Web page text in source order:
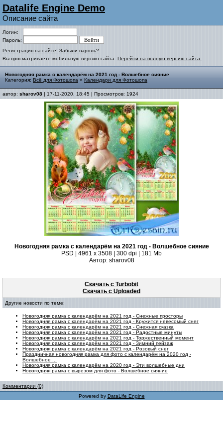
Datalife Engine Demo
Описание сайта
Логин:
Пароль:
Регистрация на сайте! Забыли пароль?
Вы просматриваете мобильную версию сайта. Перейти на полную версию сайта.
Новогодняя рамка с календарём на 2021 год - Волшебное сияние
Категория: Всё для Фотошопа » Календари для Фотошопа
автор: sharov08 | 17-11-2020, 18:45 | Просмотров: 1924
Новогодняя рамка с календарём на 2021 год - Волшебное сияние
PSD | 4961 х 3508 | 300 dpi | 181 Mb
Автор: sharov08
Скачать с Turbobit
Скачать с Uploaded
Другие новости по теме:
Новогодняя рамка с календарём на 2021 год - Снежные просторы
Новогодняя рамка с календарём на 2021 год - Кружится невесомый снег
Новогодняя рамка с календарём на 2021 год - Снежная сказка
Новогодняя рамка с календарём на 2021 год - Радостные минуты
Новогодняя рамка с календарём на 2021 год - Торжественный момент
Новогодняя рамка с календарём на 2021 год - Зимний пейзаж
Новогодняя рамка с календарём на 2021 год - Розовый снег
Праздничная новогодняя рамка для фото с календарём на 2020 год -
Волшебное ...
Новогодняя рамка с календарём на 2020 год - Эти волшебные дни
Новогодняя рамка с вырезом для фото - Волшебное сияние
Комментарии (0)
Powered by DataLife Engine